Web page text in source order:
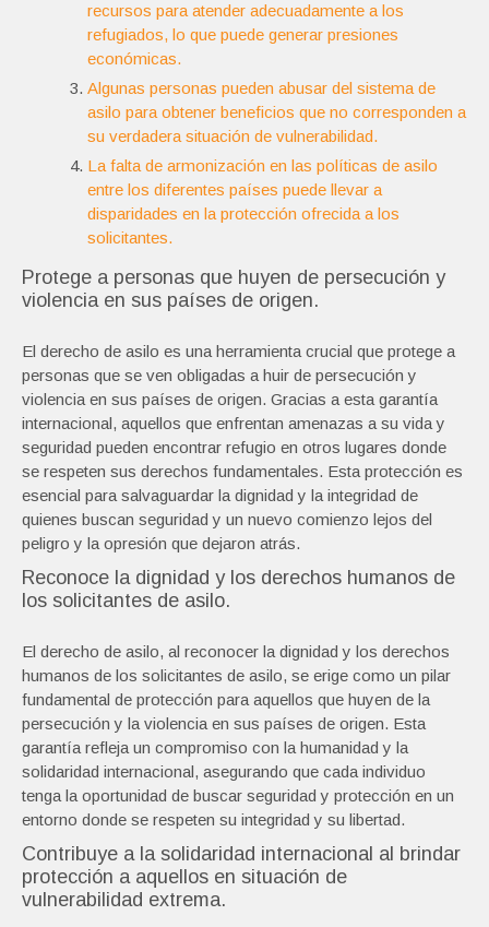
recursos para atender adecuadamente a los
refugiados, lo que puede generar presiones
económicas.
Algunas personas pueden abusar del sistema de
asilo para obtener beneficios que no corresponden a
su verdadera situación de vulnerabilidad.
La falta de armonización en las políticas de asilo
entre los diferentes países puede llevar a
disparidades en la protección ofrecida a los
solicitantes.
Protege a personas que huyen de persecución y
violencia en sus países de origen.
El derecho de asilo es una herramienta crucial que protege a
personas que se ven obligadas a huir de persecución y
violencia en sus países de origen. Gracias a esta garantía
internacional, aquellos que enfrentan amenazas a su vida y
seguridad pueden encontrar refugio en otros lugares donde
se respeten sus derechos fundamentales. Esta protección es
esencial para salvaguardar la dignidad y la integridad de
quienes buscan seguridad y un nuevo comienzo lejos del
peligro y la opresión que dejaron atrás.
Reconoce la dignidad y los derechos humanos de
los solicitantes de asilo.
El derecho de asilo, al reconocer la dignidad y los derechos
humanos de los solicitantes de asilo, se erige como un pilar
fundamental de protección para aquellos que huyen de la
persecución y la violencia en sus países de origen. Esta
garantía refleja un compromiso con la humanidad y la
solidaridad internacional, asegurando que cada individuo
tenga la oportunidad de buscar seguridad y protección en un
entorno donde se respeten su integridad y su libertad.
Contribuye a la solidaridad internacional al brindar
protección a aquellos en situación de
vulnerabilidad extrema.